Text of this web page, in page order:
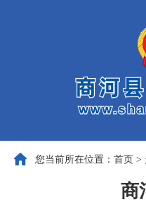
您当前所在位置： 首页 >
商